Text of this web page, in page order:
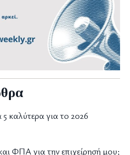
καλύτερα για το 2026
ΦΠΑ για την επιχείρησή μου;